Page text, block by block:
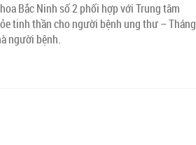
Bắc Ninh số 2 phối hợp với Trung tâm
tinh thần cho người bệnh ung thư – Tháng
người bệnh.